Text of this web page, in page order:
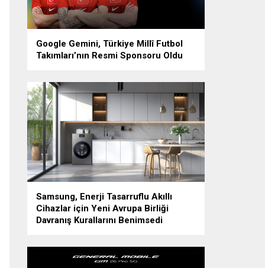
Google Gemini, Türkiye Millî Futbol
Takımları’nın Resmi Sponsoru Oldu
Samsung, Enerji Tasarruflu Akıllı
Cihazlar için Yeni Avrupa Birliği
Davranış Kurallarını Benimsedi